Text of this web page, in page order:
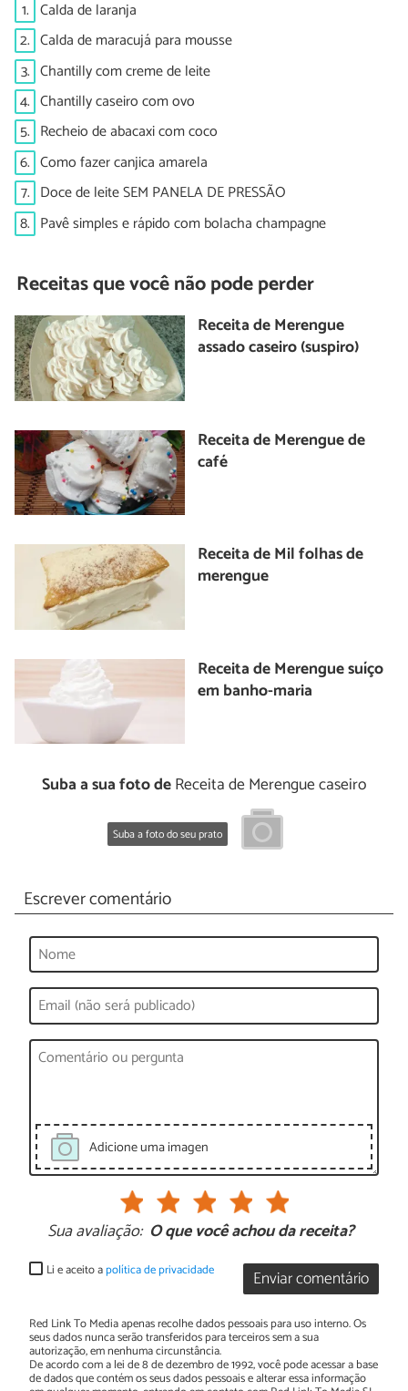
1. Calda de laranja
2. Calda de maracujá para mousse
3. Chantilly com creme de leite
4. Chantilly caseiro com ovo
5. Recheio de abacaxi com coco
6. Como fazer canjica amarela
7. Doce de leite SEM PANELA DE PRESSÃO
8. Pavê simples e rápido com bolacha champagne
Receitas que você não pode perder
Receita de Merengue
assado caseiro (suspiro)
Receita de Merengue de
café
Receita de Mil folhas de
merengue
Receita de Merengue suíço
em banho-maria
Suba a sua foto deReceita de Merengue caseiro
Suba a foto do seu prato
Escrever comentário
Adicione uma imagen
Sua avaliação: O que você achou da receita?
Enviar comentário
Li e aceito apolítica de privacidade
Red Link To Media apenas recolhe dados pessoais para uso interno. Os
seus dados nunca serão transferidos para terceiros sem a sua
autorização, em nenhuma circunstância.
De acordo com a lei de 8 de dezembro de 1992, você pode acessar a base
de dados que contém os seus dados pessoais e alterar essa informação